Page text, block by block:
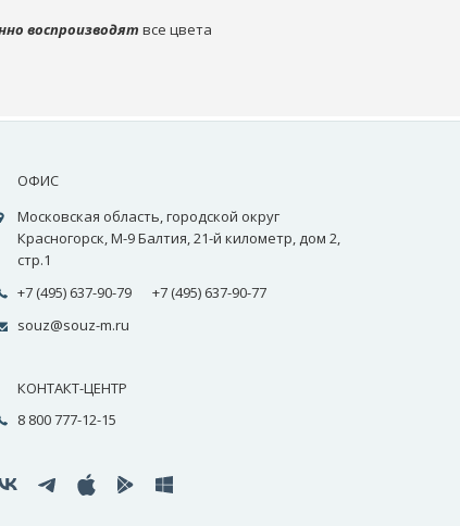
воспроизводят все цвета
ОФИС
Московская область, городской округ
Красногорск, М-9 Балтия, 21-й километр, дом 2,
стр.1
+7 (495) 637-90-79
+7 (495) 637-90-77
souz@souz-m.ru
КОНТАКТ-ЦЕНТР
8 800 777-12-15